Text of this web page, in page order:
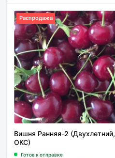
Вишня Ранняя-2 (Двухлетний,
ОКС)
Готов к отправке
Распродажа